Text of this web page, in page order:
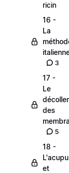
ricin
16 -
La
3
17 -
Le
des
5
18 -
et